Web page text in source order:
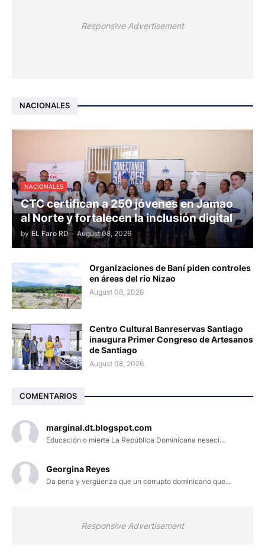
Responsive Advertisement
NACIONALES
NACIONALES
CTC certifican a 250 jóvenes en Jamao
al Norte y fortalecen la inclusión digital
by EL Faro RD - August 08, 2026
Organizaciones de Baní piden controles
en áreas del río Nizao
August 08, 2026
Centro Cultural Banreservas Santiago
inaugura Primer Congreso de Artesanos
de Santiago
August 08, 2026
COMENTARIOS
marginal.dt.blogspot.com
Educación o mierte La República Dominicana neseci...
Georgina Reyes
Da pena y vergüenza que un corrupto dominicano que...
Responsive Advertisement